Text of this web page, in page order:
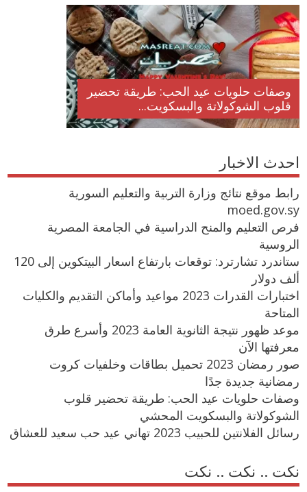
وصفات أكلات عيد راس السنة الميلادية
والميلاد المجيد الكريسما...
احدث الاخبار
رابط موقع نتائج وزارة التربية والتعليم السورية
moed.gov.sy
فرص التعليم والمنح الدراسية في الجامعة المصرية
الروسية
ستاندرد تشارترد: توقعات بارتفاع اسعار البيتكوين إلى 120
ألف دولار
اختبارات القدرات 2023 مواعيد وأماكن التقديم والكليات
المتاحة
موعد ظهور نتيجة الثانوية العامة 2023 وأسرع طرق
معرفتها الآن
صور رمضان 2023 تحميل بطاقات وخلفيات كروت
رمضانية جديدة جدًا
وصفات حلويات عيد الحب: طريقة تحضير قلوب
الشوكولاتة والبسكويت المحشي
رسائل الفلانتين للحبيب 2023 تهاني عيد حب سعيد للعشاق
نكت .. نكت .. نكت